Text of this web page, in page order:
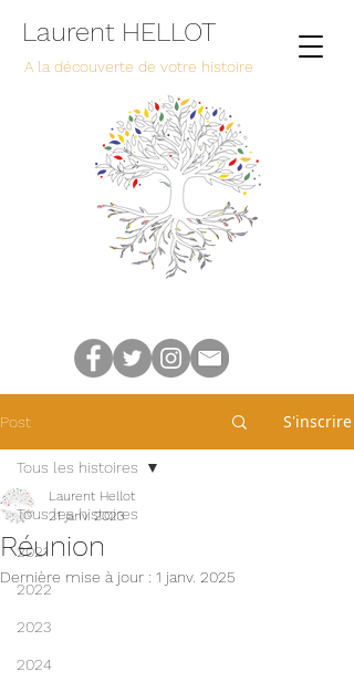
Laurent HELLOT
A la découverte de votre histoire
Post S'inscrire
Tous les histoires
2021
2022
2023
2024
Tous les histoires
Réunion
Laurent Hellot
21 janv. 2023
Dernière mise à jour : 1 janv. 2025